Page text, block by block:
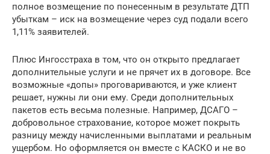
полное возмещение по понесенным в результате ДТП
убыткам – иск на возмещение через суд подали всего
1,11% заявителей.
Плюс Ингосстраха в том, что он открыто предлагает
дополнительные услуги и не прячет их в договоре. Все
возможные «допы» проговариваются, и уже клиент
решает, нужны ли они ему. Среди дополнительных
пакетов есть весьма полезные. Например, ДСАГО –
добровольное страхование, которое может покрыть
разницу между начисленными выплатами и реальным
ущербом. Но оформляется он вместе с КАСКО и не во